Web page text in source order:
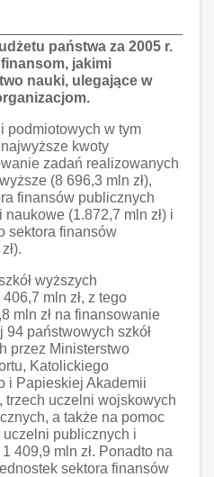
państwa za 2005 r.
finansom, jakimi
nauki, ulegające w
podmiotowych w tym
kwoty
zadań realizowanych
(8 696,3 mln zł),
finansów publicznych
naukowe (1.872,7 mln zł) i
sektora finansów
wyższych
mln zł, z tego
mln zł na finansowanie
94 państwowych szkół
przez Ministerstwo
Katolickiego
i Papieskiej Akademii
trzech uczelni wojskowych
a także na pomoc
publicznych i
409,9 mln zł. Ponadto na
sektora finansów